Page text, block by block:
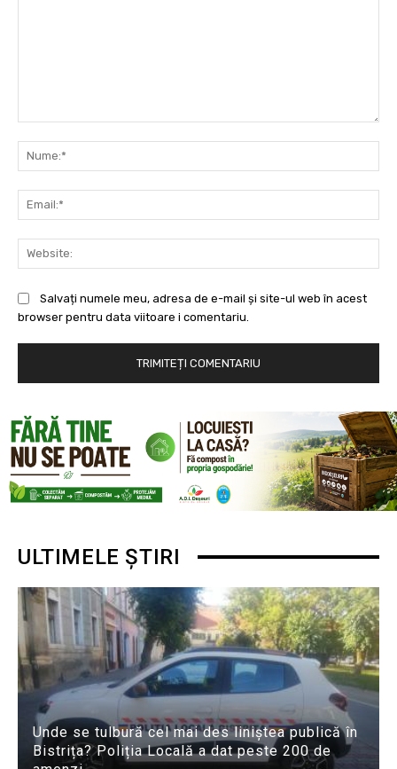
Salvați numele meu, adresa de e-mail și site-ul web în acest
browser pentru data viitoare i comentariu.
ULTIMELE ȘTIRI
Unde se tulbură cel mai des liniștea publică în
Bistrița? Poliția Locală a dat peste 200 de